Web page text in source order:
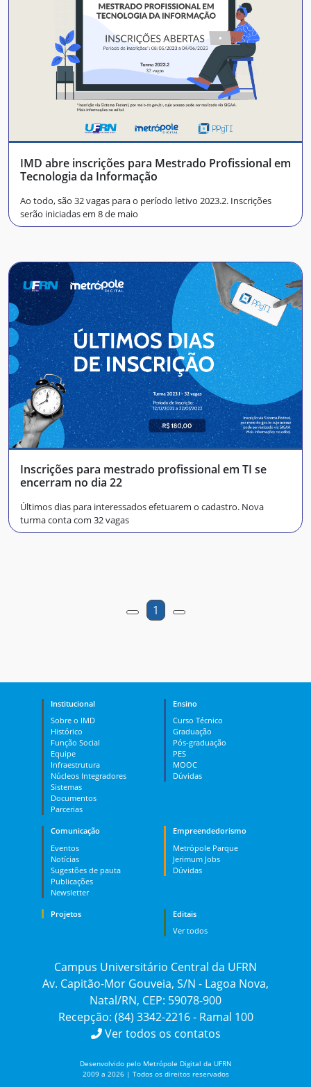
IMD abre inscrições para Mestrado Profissional em
Tecnologia da Informação
Ao todo, são 32 vagas para o período letivo 2023.2. Inscrições
serão iniciadas em 8 de maio
Inscrições para mestrado profissional em TI se
encerram no dia 22
Últimos dias para interessados efetuarem o cadastro. Nova
turma conta com 32 vagas
1
Institucional
Sobre o IMD
Histórico
Função Social
Equipe
Infraestrutura
Núcleos Integradores
Sistemas
Documentos
Parcerias
Ensino
Curso Técnico
Graduação
Pós-graduação
PES
MOOC
Dúvidas
Comunicação
Eventos
Notícias
Sugestões de pauta
Publicações
Newsletter
Empreendedorismo
Metrópole Parque
Jerimum Jobs
Dúvidas
Projetos
Editais
Ver todos
Campus Universitário Central da UFRN
Av. Capitão-Mor Gouveia, S/N - Lagoa Nova,
Natal/RN, CEP: 59078-900
Recepção: (84) 3342-2216 - Ramal 100
Ver todos os contatos
Desenvolvido pelo Metrópole Digital da UFRN
2009 a 2026 | Todos os direitos reservados